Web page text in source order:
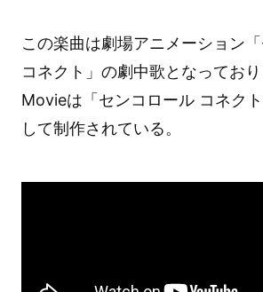
この楽曲は劇場アニメーション
コネクト」の劇中歌となってお
Movieは「センコロール コネク
して制作されている。